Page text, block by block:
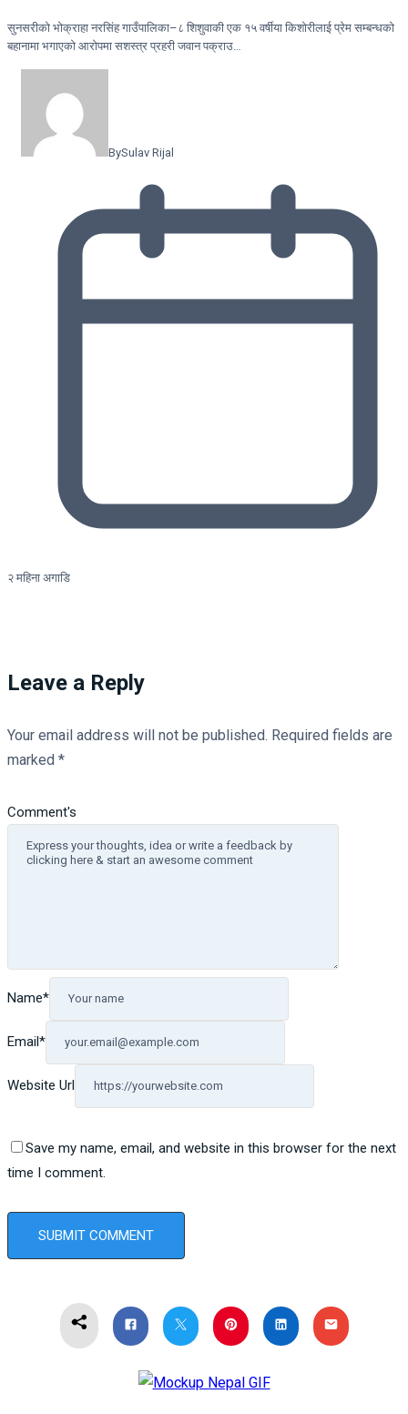
सुनसरीको भोक्राहा नरसिंह गाउँपालिका–८ शिशुवाकी एक १५ वर्षीया किशोरीलाई प्रेम सम्बन्धको
बहानामा भगाएको आरोपमा सशस्त्र प्रहरी जवान पक्राउ…
BySulav Rijal
२ महिना अगाडि
Leave a Reply
Your email address will not be published. Required fields are
marked *
Comment's
Name*
Email*
Website Url
Save my name, email, and website in this browser for the next
time I comment.